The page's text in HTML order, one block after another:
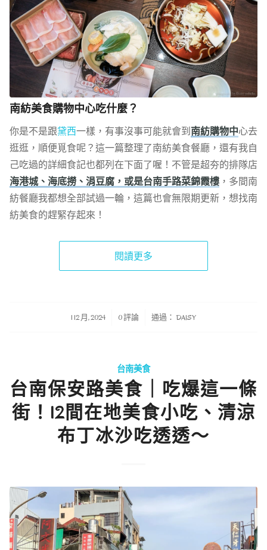
南紡美食購物中心吃什麼？
你是不是跟黛西一樣，有事沒事可能就會到南紡購物中心去
逛逛，順便覓食呢？這一篇整理了南紡美食餐廳，還有我自
己吃過的詳細食記也都列在下面了喔！不管是超夯的排隊店
海港城、海底撈、涓豆腐，或是台南手路菜錦霞樓，多間南
紡餐廳我都想全部試過一輪，這篇也會無限期更新，想找南
紡美食的趕緊存起來！
閱讀更多
1 12 月, 2024
/ 0 評論 通過： DAISY
台南美食
台南保安路美食｜吃爆這一條
街！12間在地美食小吃、清涼
布丁冰沙吃透透～